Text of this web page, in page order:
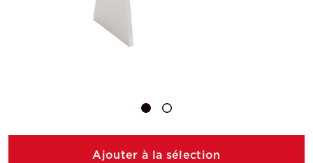
Ajouter à la sélection